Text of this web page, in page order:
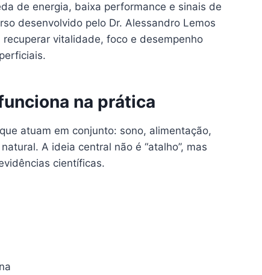
de energia, baixa performance e sinais de
desenvolvido pelo Dr. Alessandro Lemos
vitalidade, foco e desempenho
na prática
atuam em conjunto: sono, alimentação,
A ideia central não é “atalho”, mas
científicas.